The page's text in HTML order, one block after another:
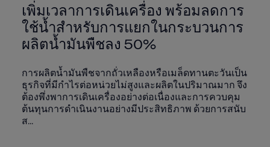
เพิ่มเวลาการเดินเครื่อง พร้อมลดการ
ใช้น้ำสำหรับการแยกในกระบวนการ
ผลิตน้ำมันพืชลง 50%
การผลิตน้ำมันพืชจากถั่วเหลืองหรือเมล็ดทานตะวันเป็น
ธุรกิจที่มีกำไรต่อหน่วยไม่สูงและผลิตในปริมาณมาก จึง
ต้องพึ่งพาการเดินเครื่องอย่างต่อเนื่องและการควบคุม
ต้นทุนการดำเนินงานอย่างมีประสิทธิภาพ ด้วยการสนับ
ส...